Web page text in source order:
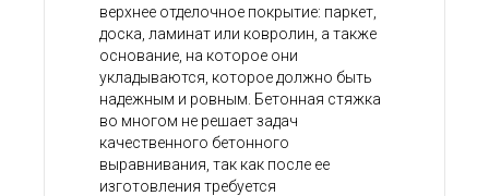
верхнее отделочное покрытие: паркет,
доска, ламинат или ковролин, а также
основание, на которое они
укладываются, которое должно быть
надежным и ровным. Бетонная стяжка
во многом не решает задач
качественного бетонного
выравнивания, так как после ее
изготовления требуется